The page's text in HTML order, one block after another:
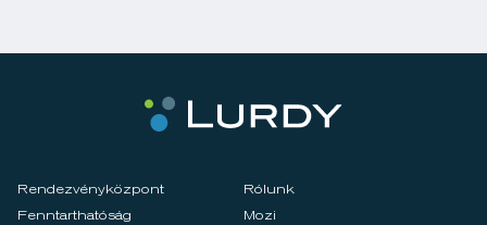
Rendezvényközpont
Rólunk
Fenntarthatóság
Mozi